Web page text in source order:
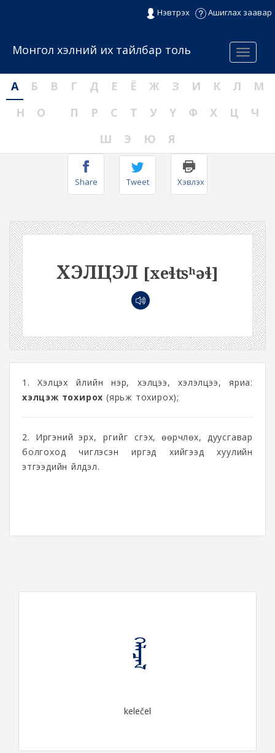
Нэвтрэх Ашиглах заавар
Menu
Монгол хэлний их тайлбар толь
А Б В Г Д Е Ё Ж З И К Л
М
Н
О П Р С Т У Ү Ф Х Ц
Ч
Ш
Э Ю Я
Share Tweet Хэвлэх
ХЭЛЦЭЛ [xeɬʦʰəɬ]
1. Хэлцэх үйлийн нэр, хэлцээ, хэлэлцээ, яриа:
хэлцэж тохирох (ярьж тохирох);
2. Иргэний эрх, үүргийг үүсгэх, өөрчлөх, дуусгавар
болгоход чиглэсэн иргэд хийгээд хуулийн
этгээдийн үйлдэл.
ᠬᠡᠯᠡᠴᠡᠯ
kelečel